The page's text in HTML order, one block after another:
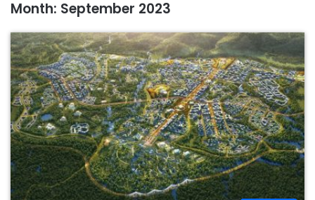
Month: September 2023